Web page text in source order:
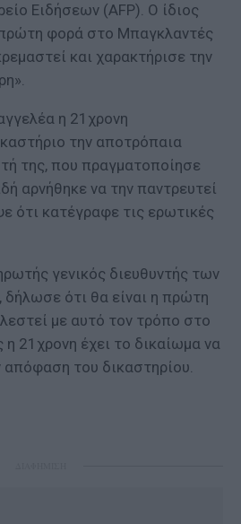
Ειδήσεων (AFP). Ο ίδιος
πρώτη φορά στο Μπαγκλαντές
και χαρακτήρισε την
η 21χρονη
την αποτρόπαια
της, που πραγματοποίησε
αρνήθηκε να την παντρευτεί
ότι κατέγραφε τις ερωτικές
γενικός διευθυντής των
ότι θα είναι η πρώτη
με αυτό τον τρόπο στο
21χρονη έχει το δικαίωμα να
του δικαστηρίου.